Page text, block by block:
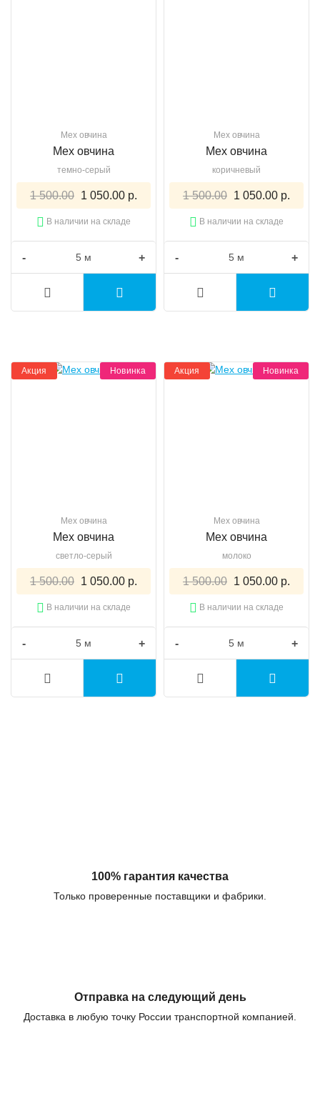
Мех овчина
Мех овчина
темно-серый
1 500.00 1 050.00 р.
В наличии на складе
- +
Мех овчина
Мех овчина
коричневый
1 500.00 1 050.00 р.
В наличии на складе
- +
Акция Новинка
Мех овчина
Мех овчина
светло-серый
1 500.00 1 050.00 р.
В наличии на складе
- +
Акция Новинка
Мех овчина
Мех овчина
молоко
1 500.00 1 050.00 р.
В наличии на складе
- +
100% гарантия качества
Только проверенные поставщики и фабрики.
Отправка на следующий день
Доставка в любую точку России транспортной компанией.